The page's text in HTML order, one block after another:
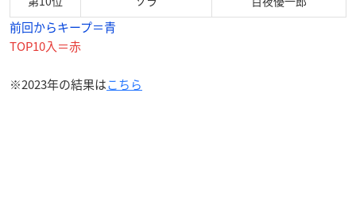
前回からキープ＝青
TOP10入＝赤
※2023年の結果はこちら